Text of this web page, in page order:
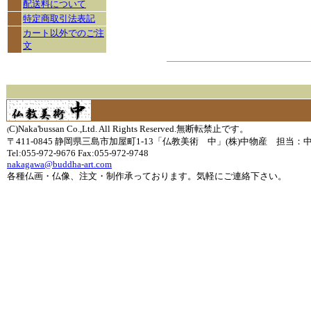
配送料について
特定商取引法表記
カート以外でのご注
文
(C)Naka'bussan Co.,Ltd. All Rights Reserved.無断転禁止です。
〒411-0845 静岡県三島市加屋町1-13「仏教美術 中」(株)中物産 担当：
Tel:055-972-9676 Fax:055-972-9748
nakagawa@buddha-art.com
各種仏画・仏像、注文・制作承っております。気軽にご連絡下さい。